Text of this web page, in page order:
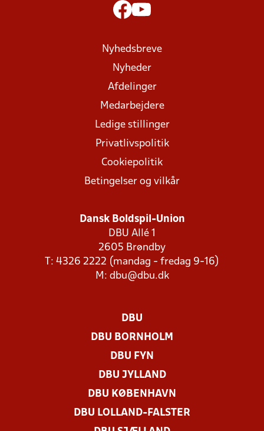
Nyhedsbreve
Nyheder
Afdelinger
Medarbejdere
Ledige stillinger
Privatlivspolitik
Cookiepolitik
Betingelser og vilkår
Dansk Boldspil-Union
DBU Allé 1
2605 Brøndby
T: 4326 2222 (mandag - fredag 9-16)
M: dbu@dbu.dk
DBU
DBU BORNHOLM
DBU FYN
DBU JYLLAND
DBU KØBENHAVN
DBU LOLLAND-FALSTER